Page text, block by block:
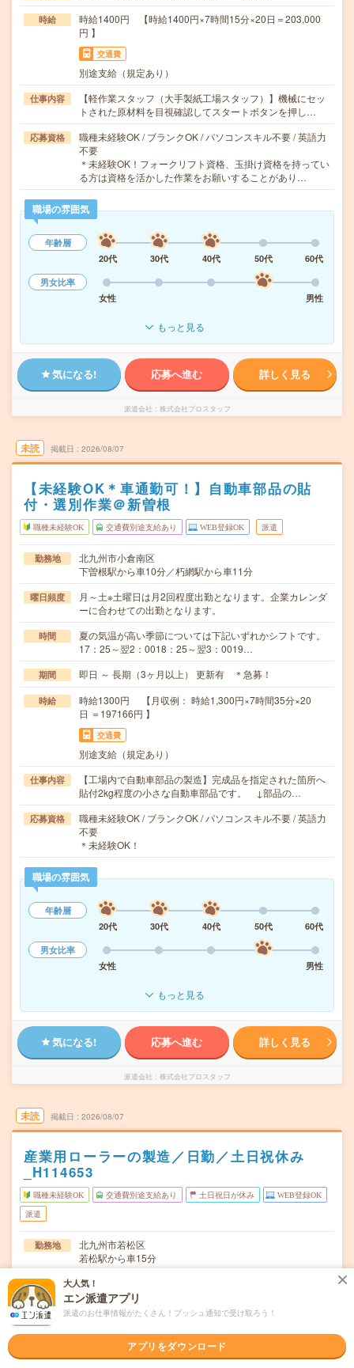
時給
時給1400円 【時給1400円×7時間15分×20日＝203,000
円 】
交通費
別途支給（規定あり）
仕事内容
【軽作業スタッフ（大手製紙工場スタッフ）】機械にセッ
トされた原材料を目視確認してスタートボタンを押し…
応募資格
職種未経験OK / ブランクOK / パソコンスキル不要 / 英語力
不要
＊未経験OK！フォークリフト資格、玉掛け資格を持ってい
る方は資格を活かした作業をお願いすることがあり…
職場の雰囲気
年齢層
20代
30代 40代 50代
60代
男女比率
女性
男性
もっと見る
気になる! 応募へ進む 詳しく見る
派遣会社 株式会社プロスタッフ
未読 掲載日 2026/08/07
【未経験OK＊車通勤可！】自動車部品の貼
付・選別作業＠新曽根
職種未経験OK 交通費別途支給あり WEB登録OK 派遣
勤務地
北九州市小倉南区
下曽根駅から車10分／朽網駅から車11分
曜日頻度
月～土※土曜日は月2回程度出勤となります。企業カレンダ
ーに合わせての出勤となります。
時間
夏の気温が高い季節については下記いずれかシフトです。
17：25～翌2：0018：25～翌3：0019…
期間 即日 ～ 長期（3ヶ月以上） 更新有 ＊急募！
時給
時給1300円 【月収例： 時給1,300円×7時間35分×20
日 ＝197166円 】
交通費
別途支給（規定あり）
仕事内容
【工場内で自動車部品の製造】完成品を指定された箇所へ
貼付2kg程度の小さな自動車部品です。 ↓部品の…
応募資格
職種未経験OK / ブランクOK / パソコンスキル不要 / 英語力
不要
＊未経験OK！
職場の雰囲気
年齢層
20代
30代 40代 50代
60代
男女比率
女性
男性
もっと見る
気になる! 応募へ進む 詳しく見る
派遣会社 株式会社プロスタッフ
未読 掲載日 2026/08/07
産業用ローラーの製造／日勤／土日祝休み
_H114653
職種未経験OK 交通費別途支給あり 土日祝日が休み WEB登録OK
派遣
勤務地
北九州市若松区
若松駅から車15分
曜日頻度 月～金／週5日勤務
時間 8:30～17:10(休憩1:10)
期間 即日～長期（3ヶ月以上） 最短で応募開始から1週間！
時給 時給1420円
大人気！
エン派遣アプリ
派遣のお仕事情報がたくさん！プッシュ通知で受け取ろう！
アプリをダウンロード